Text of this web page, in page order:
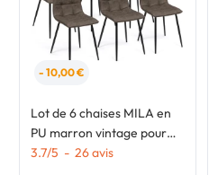
- 10,00 €
Lot de 6 chaises MILA en
PU marron vintage pour
salle à manger
3.7/5 - 26avis